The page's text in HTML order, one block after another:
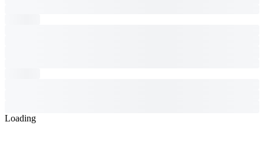
Loading